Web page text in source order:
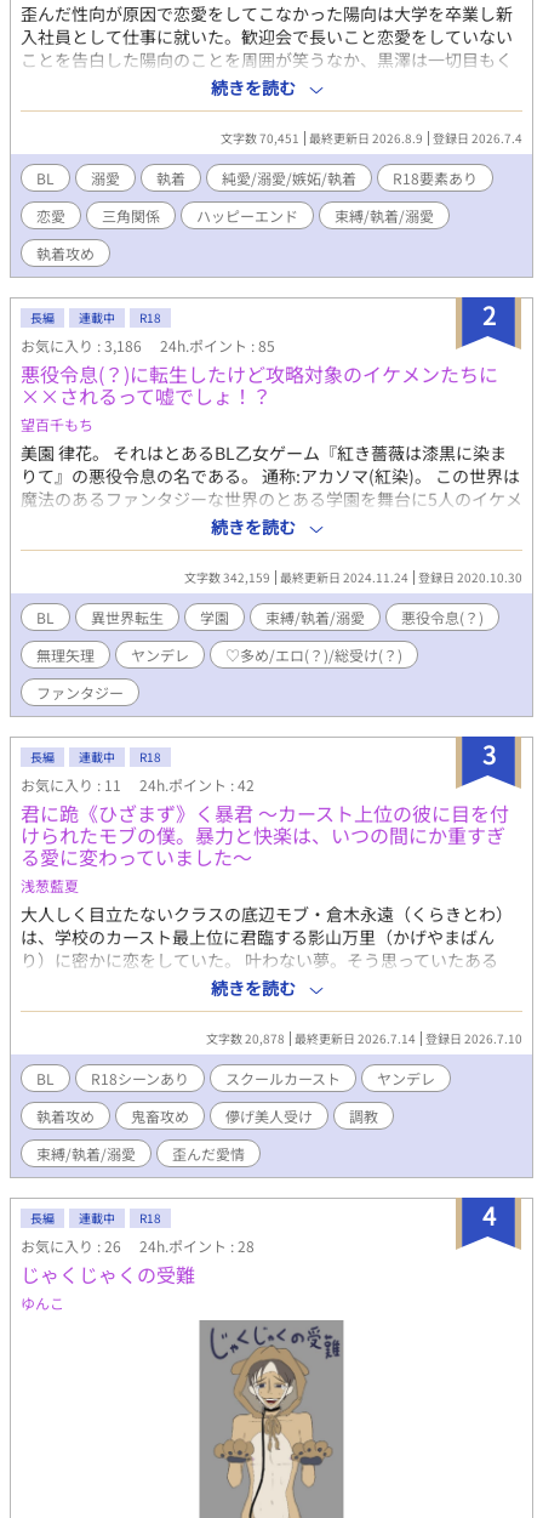
歪んだ性向が原因で恋愛をしてこなかった陽向は大学を卒業し新
入社員として仕事に就いた。歓迎会で長いこと恋愛をしていない
ことを告白した陽向のことを周囲が笑うなか、黒澤は一切目もく
れず他の人と会話をしていた。 ある日偶然にもバーで遭遇した陽
向と黒澤がカウンターで話をしていると陽向の知り合いだと言う
その知人から黒澤は陽向の秘密を聞かされる。そのことがきっか
けとなり二人の関係は徐々に変わっていき・・・。 ------------------
------------------------------------- このお話は一部r18要素を含みま
す。 ご注意ください。
続きを読む
文字数 70,451 最終更新日 2026.8.9 登録日 2026.7.4
BL 溺愛 執着 純愛/溺愛/嫉妬/執着
R18要素あり
恋愛
三角関係 ハッピーエンド
束縛/執着/溺愛
執着攻め
2
長編 連載中 R18
お気に入り : 3,186 24h.ポイント : 85
悪役令息(？)に転生したけど攻略対象のイケメンたちに
××されるって嘘でしょ！？
望百千もち
美園 律花。 それはとあるBL乙女ゲーム『紅き薔薇は漆黒に染ま
りて』の悪役令息の名である。 通称:アカソマ(紅染)。 この世界は
魔法のあるファンタジーな世界のとある学園を舞台に5人のイケメ
ンを主人公が攻略していくゲームだ。 その中で律花は単純に主人
公と攻略イケメンの"当て馬"として動くが主人公を虐めるような
悪いことをする訳では無い。ただ単に主人公と攻略イケメンの間
をもやもやさせる役だ。何故悪役令息と呼ばれるのかは彼がビッ
チ気質故だ。 なのにー。 ｢おい。手前ぇ、千秋を犯ったってのは
マジか｣ ｢オレの千秋に手を出したの？ねぇ｣ な、なんで······!!
✤✤✤✤✤ ✤✤✤✤✤ ✻ 暴力/残酷描写/エロ(？) 等有り がっつり性
描写初めての作品です(¨;) 拙い文章と乏しい想像力で妄想の限り
に書いたので、読者の皆様には生暖かい目で見て頂けると有難い
らで紹介させて頂きます。 ・ヤンデレ(？)/メンヘラ(？)/サイコパ
ス(？) ・異世界転生/逆行転生 ・ハッピーエンド予定 11/17 〜 本
編ややシリアス入ります。 攻略対象達のヤンデレ注意です。 ※
甘々溺愛イチャラブ生活＆学園イベント(ヤンデレ付き)はまだま
だ遠いです。暫く暗い話が続く予定です。 ※当作はハッピーエン
ドを予定しています。
続きを読む
文字数 342,159 最終更新日 2024.11.24 登録日 2020.10.30
BL 異世界転生 学園 束縛/執着/溺愛
悪役令息(？)
無理矢理
ヤンデレ
♡多め/エロ(？)/総受け(？)
ファンタジー
3
長編 連載中 R18
お気に入り : 11 24h.ポイント : 42
君に跪《ひざまず》く暴君 〜カースト上位の彼に目を付
けられたモブの僕。暴力と快楽は、いつの間にか重すぎ
る愛に変わっていました〜
浅葱藍夏
大人しく目立たないクラスの底辺モブ・倉木永遠（くらきとわ）
は、学校のカースト最上位に君臨する影山万里（かげやまばん
り）に密かに恋をしていた。 叶わない夢。そう思っていたある
日、永遠はプール裏で万里の「ある秘密」を知ってしまう。 ──
完璧なはずの彼は、特定の相手（永遠）にしか『勃たない』身体
だった。 「お前、俺のこと好きなんだろ？ 抱かせろよ」 その日か
ら始まった、プール裏での強引で理不尽な肉体関係。拒絶すれば
容赦なく振るわれる暴力と、無理矢理教え込まれる快楽に、永遠
の恋心は恐怖へと塗り替えられ、すり減っていく。 だが、永遠が
心を閉ざし、完全に彼を拒絶した瞬間──暴君だったはずの万里
は、クラスメイトの前で泣きながら床に膝を突いた。 「お前がい
ないとダメなんだ。お願い、側にいてくれ」 カースト最上位の暴
か狂気的なほどに重すぎる純愛へと変わっていく──。 （※第1
部・完結済み！執着ヤンデレ×男前モブのハッピーエンドBL）
続きを読む
文字数 20,878 最終更新日 2026.7.14 登録日 2026.7.10
BL R18シーンあり スクールカースト
ヤンデレ
執着攻め
鬼畜攻め 儚げ美人受け
調教
束縛/執着/溺愛
歪んだ愛情
4
長編 連載中 R18
お気に入り : 26 24h.ポイント : 28
じゃくじゃくの受難
ゆんこ